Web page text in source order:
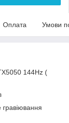
Оплата Умови
144Hz (